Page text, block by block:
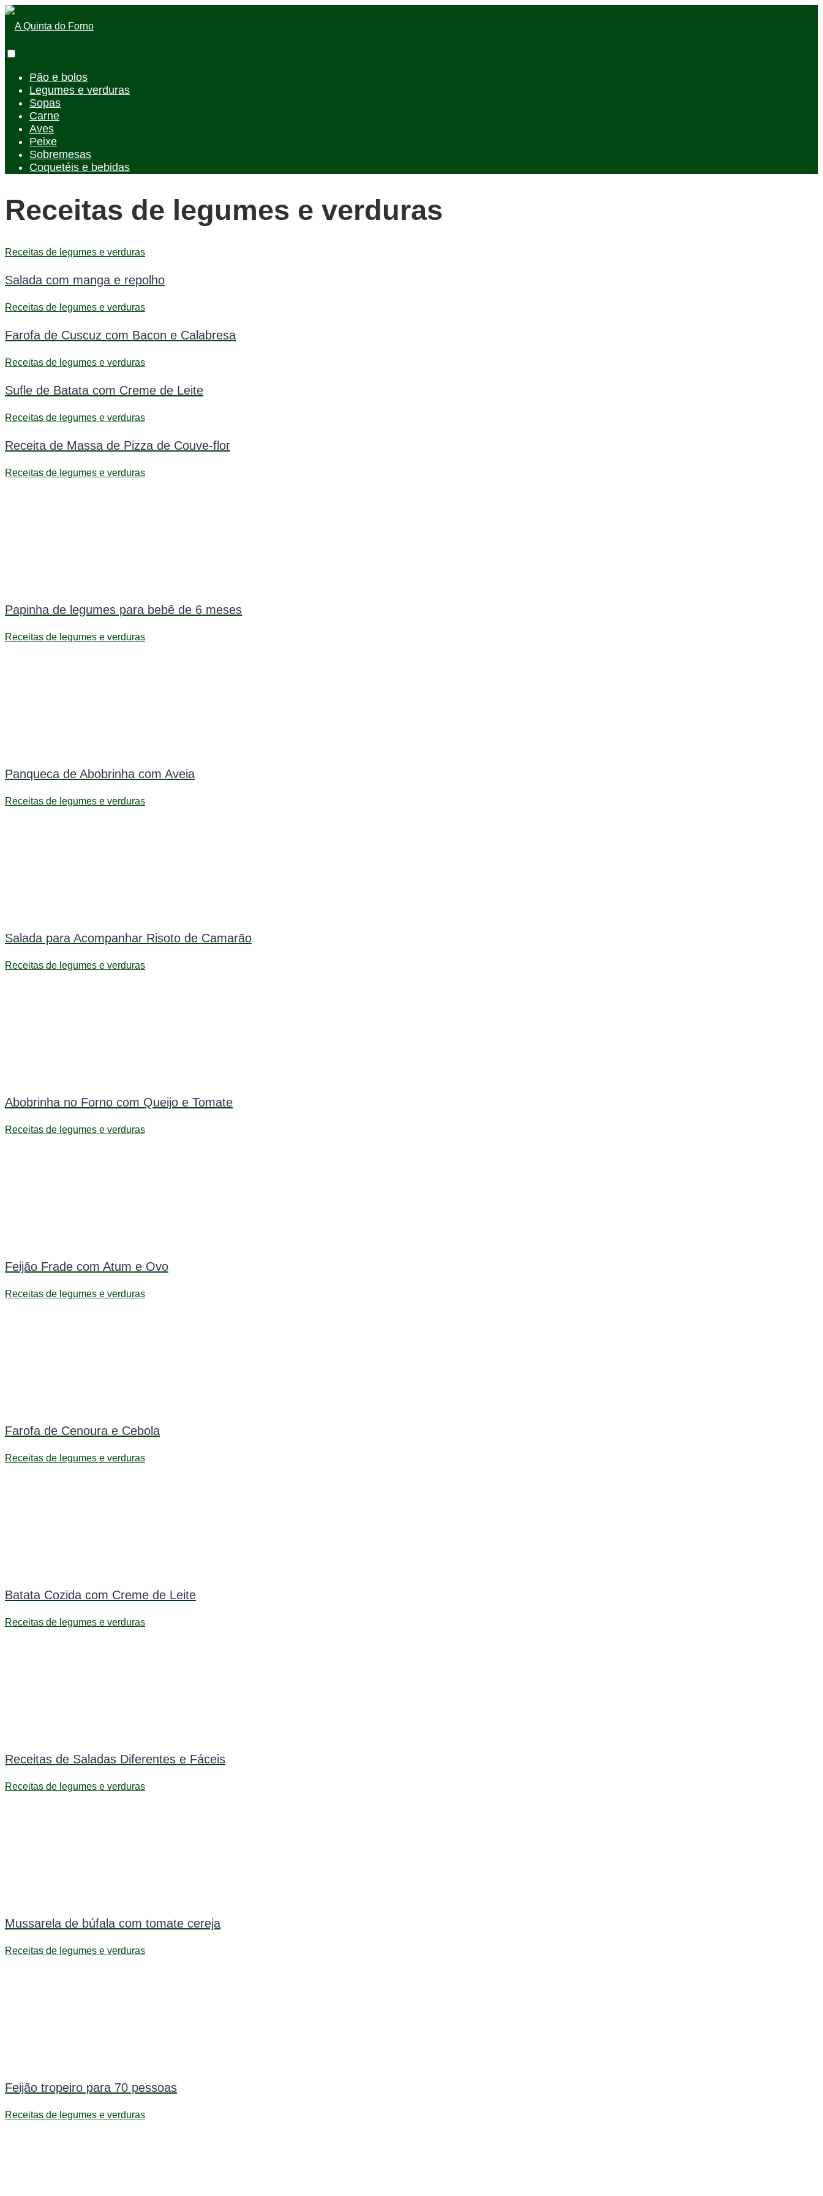
Pão e bolos
Legumes e verduras
Sopas
Carne
Aves
Peixe
Sobremesas
Coquetéis e bebidas
Receitas de legumes e verduras
Receitas de legumes e verduras
Salada com manga e repolho
Receitas de legumes e verduras
Farofa de Cuscuz com Bacon e Calabresa
Receitas de legumes e verduras
Sufle de Batata com Creme de Leite
Receitas de legumes e verduras
Receita de Massa de Pizza de Couve-flor
Receitas de legumes e verduras
Papinha de legumes para bebê de 6 meses
Receitas de legumes e verduras
Panqueca de Abobrinha com Aveia
Receitas de legumes e verduras
Salada para Acompanhar Risoto de Camarão
Receitas de legumes e verduras
Abobrinha no Forno com Queijo e Tomate
Receitas de legumes e verduras
Feijão Frade com Atum e Ovo
Receitas de legumes e verduras
Farofa de Cenoura e Cebola
Receitas de legumes e verduras
Batata Cozida com Creme de Leite
Receitas de legumes e verduras
Receitas de Saladas Diferentes e Fáceis
Receitas de legumes e verduras
Mussarela de búfala com tomate cereja
Receitas de legumes e verduras
Feijão tropeiro para 70 pessoas
Receitas de legumes e verduras